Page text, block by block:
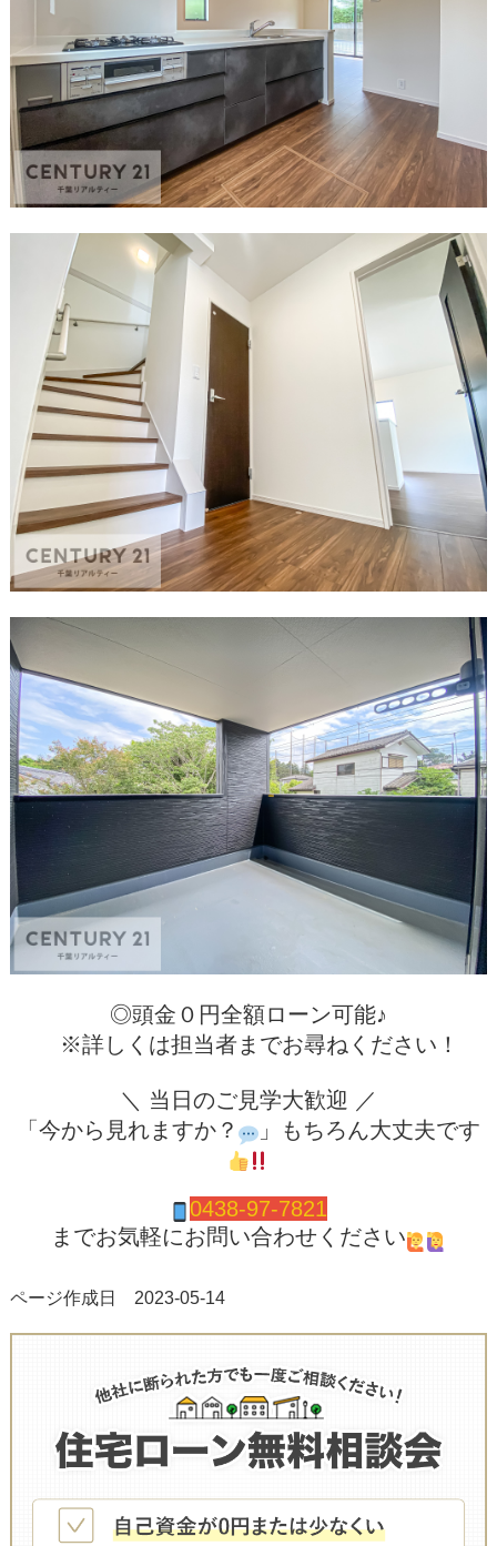
◎頭金０円全額ローン可能♪
※詳しくは担当者までお尋ねください！
＼ 当日のご見学大歓迎 ／
「今から見れますか？
」もちろん大丈夫です
0438-97-7821
までお気軽にお問い合わせください
ページ作成日 2023-05-14